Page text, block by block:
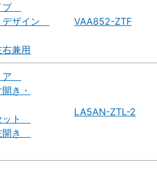
プ
デザイン
兼用
VAA852-ZTF
ア
き・
ット
開き
LA5AN-ZTL-2